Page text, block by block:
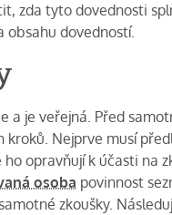
zda tyto dovednosti
obsahu dovedností.
a je veřejná. Před
Nejprve musí
opravňují k účasti na
osoba povinnost
zkoušky.